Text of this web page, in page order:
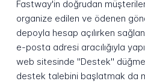
Fastway'in doğrudan
organize edilen ve ödenen
depoyla hesap açılırken
e-posta adresi aracılığıyla
web sitesinde "Destek"
destek talebini başlatmak da